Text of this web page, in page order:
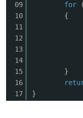
09
10
11
12
13
14
15
16
17
for
(
{
}
}